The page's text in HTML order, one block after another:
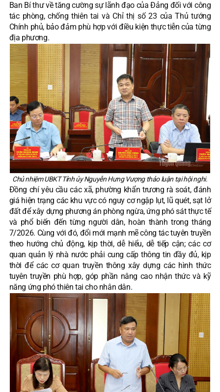
Ban Bí thư về tăng cường sự lãnh đạo của Đảng đối với công
tác phòng, chống thiên tai và Chỉ thị số 23 của Thủ tướng
Chính phủ, bảo đảm phù hợp với điều kiện thực tiễn của từng
địa phương.
Chủ nhiệm UBKT Tỉnh ủy Nguyễn Hưng Vượng thảo luận tại hội nghi.
Đồng chí yêu cầu các xã, phường khẩn trương rà soát, đánh
giá hiện trạng các khu vực có nguy cơ ngập lụt, lũ quét, sạt lở
đất để xây dựng phương án phòng ngừa, ứng phó sát thực tế
và phổ biến đến từng người dân, hoàn thành trong tháng
7/2026. Cùng với đó, đổi mới mạnh mẽ công tác tuyên truyền
theo hướng chủ động, kịp thời, dễ hiểu, dễ tiếp cận; các cơ
quan quản lý nhà nước phải cung cấp thông tin đầy đủ, kịp
thời để các cơ quan truyền thông xây dựng các hình thức
tuyên truyền phù hợp, góp phần nâng cao nhận thức và kỹ
năng ứng phó thiên tai cho nhân dân.